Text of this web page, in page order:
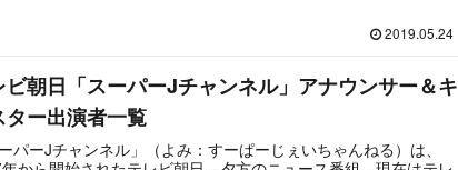
用。番組スタート当初はインフルエンサーとして俳優のディーン
して石坂浩二が加入している。2020年10月より番組が一部リニュ
されており、ディーンフジオカは番組を降板。テーマ曲も刷新
いる。
2019.05.24
ビ朝日「スーパーJチャンネル」アナウンサー＆キ
ター出演者一覧
ーパーJチャンネル」（よみ：すーぱーじぇいちゃんねる）は、